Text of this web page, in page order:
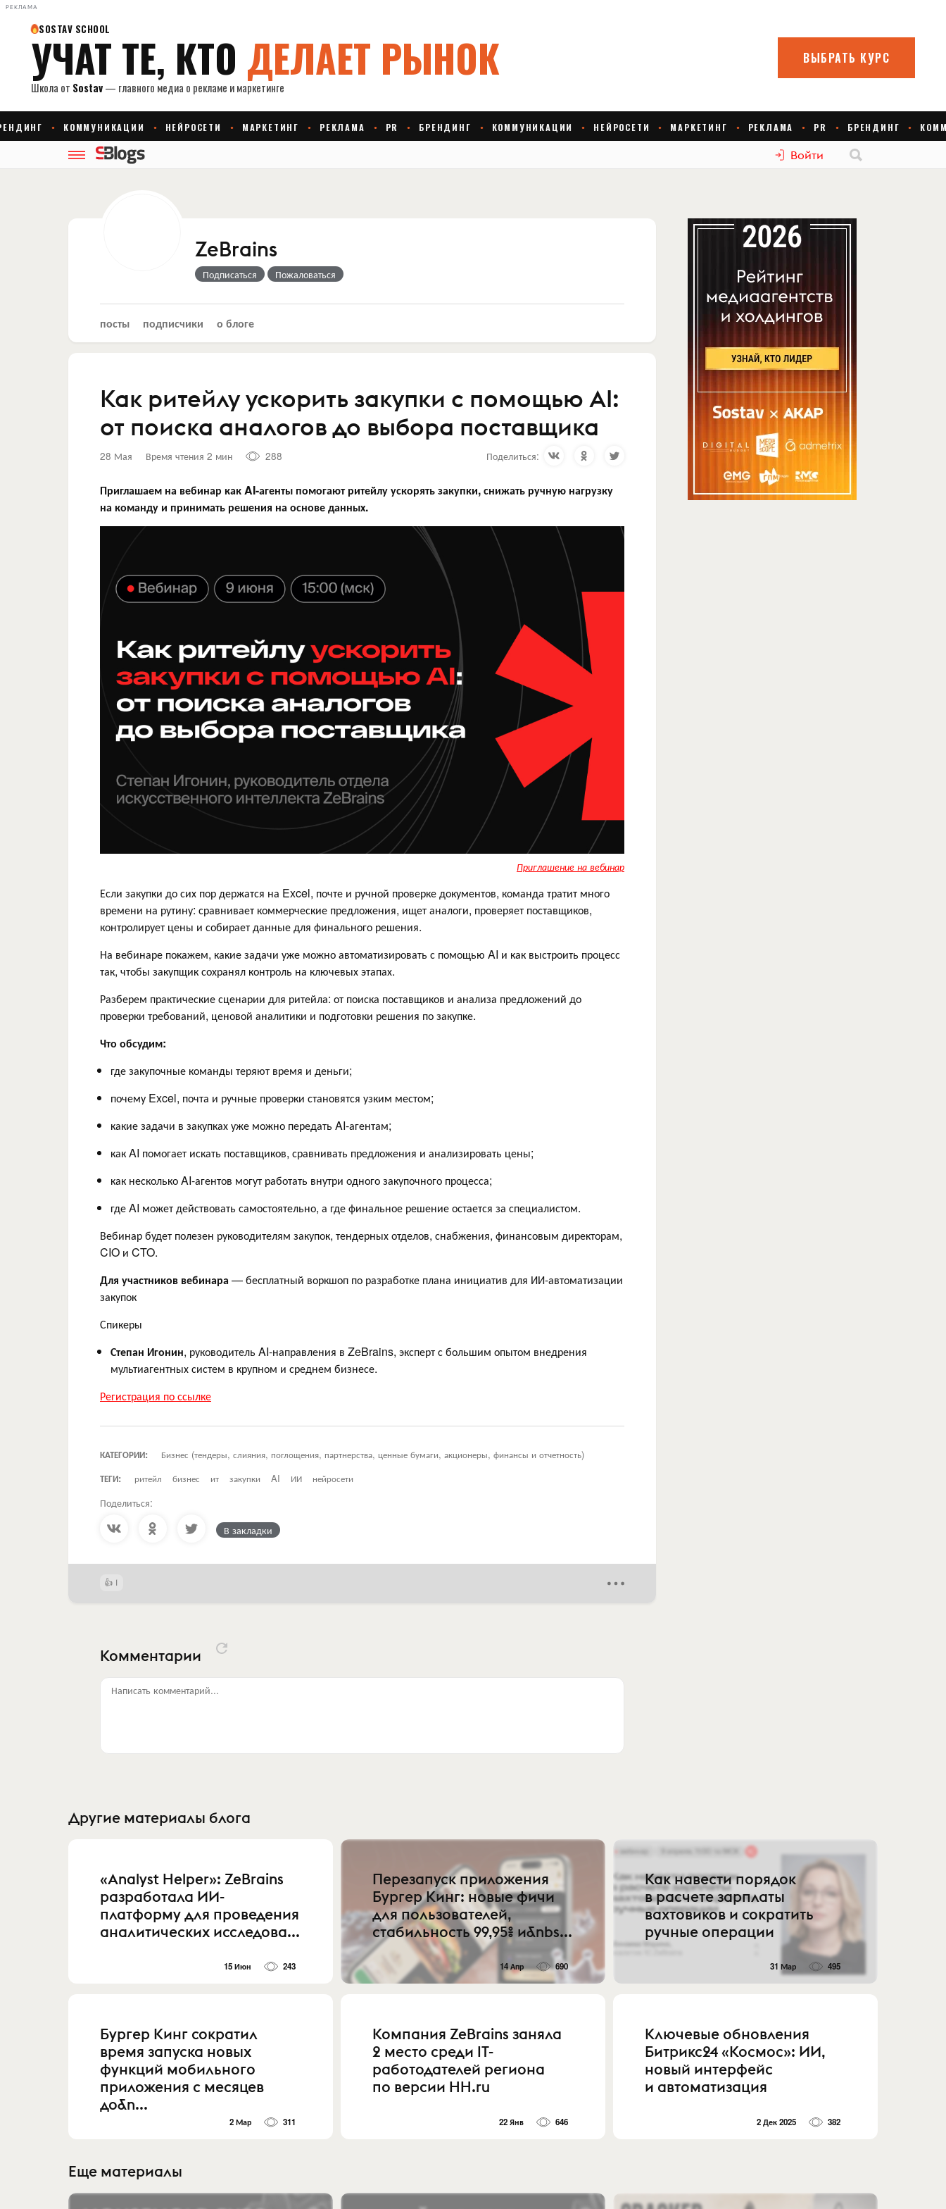
РЕКЛАМА
Войти
ZeBrains
Подписаться Пожаловаться
посты подписчики о блоге
Как ритейлу ускорить закупки с помощью AI:
от поиска аналогов до выбора поставщика
28 Мая Время чтения 2 мин 288 Поделиться:
Приглашаем на вебинар как AI-агенты помогают ритейлу ускорять закупки, снижать ручную нагрузку
на команду и принимать решения на основе данных.
Приглашение на вебинар
Если закупки до сих пор держатся на Excel, почте и ручной проверке документов, команда тратит много
времени на рутину: сравнивает коммерческие предложения, ищет аналоги, проверяет поставщиков,
контролирует цены и собирает данные для финального решения.
На вебинаре покажем, какие задачи уже можно автоматизировать с помощью AI и как выстроить процесс
так, чтобы закупщик сохранял контроль на ключевых этапах.
Разберем практические сценарии для ритейла: от поиска поставщиков и анализа предложений до
проверки требований, ценовой аналитики и подготовки решения по закупке.
Что обсудим:
где закупочные команды теряют время и деньги;
почему Excel, почта и ручные проверки становятся узким местом;
какие задачи в закупках уже можно передать AI-агентам;
как AI помогает искать поставщиков, сравнивать предложения и анализировать цены;
как несколько AI-агентов могут работать внутри одного закупочного процесса;
где AI может действовать самостоятельно, а где финальное решение остается за специалистом.
Вебинар будет полезен руководителям закупок, тендерных отделов, снабжения, финансовым директорам,
CIO и CTO.
Для участников вебинара — бесплатный воркшоп по разработке плана инициатив для ИИ-автоматизации
закупок
Спикеры
Степан Игонин, руководитель AI-направления в ZeBrains, эксперт с большим опытом внедрения
мультиагентных систем в крупном и среднем бизнесе.
Регистрация по ссылке
КАТЕГОРИИ:
Бизнес (тендеры, слияния, поглощения, партнерства, ценные бумаги, акционеры, финансы и отчетность)
ТЕГИ:
ритейл бизнес ит закупки AI ИИ нейросети
Поделиться:
В закладки
1
Комментарии
Написать комментарий...
Другие материалы блога
«Analyst Helper»: ZeBrains
разработала ИИ-
платформу для проведения
аналитических исследова...
15 Июн 243
Перезапуск приложения
Бургер Кинг: новые фичи
для пользователей,
стабильность 99,95% и&nbs...
14 Апр 690
Как навести порядок
в расчете зарплаты
вахтовиков и сократить
ручные операции
31 Мар 495
Бургер Кинг сократил
время запуска новых
функций мобильного
приложения с месяцев
до&n...
2 Мар 311
Компания ZeBrains заняла
2 место среди IT-
работодателей региона
по версии HH.ru
22 Янв 646
Ключевые обновления
Битрикс24 «Космос»: ИИ,
новый интерфейс
и автоматизация
2 Дек 2025 382
Еще материалы